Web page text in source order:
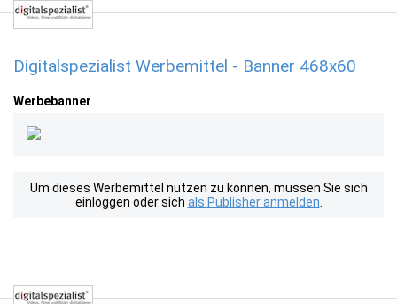
Digitalspezialist Werbemittel - Banner 468x60
Werbebanner
Um dieses Werbemittel nutzen zu können, müssen Sie sich
einloggen oder sich als Publisher anmelden